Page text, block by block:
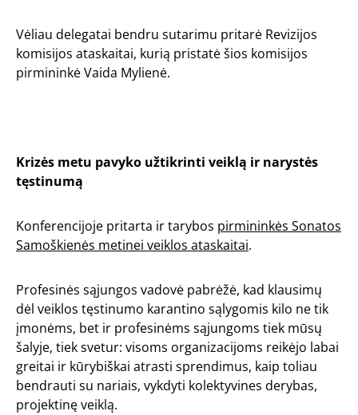
Vėliau delegatai bendru sutarimu pritarė Revizijos
komisijos ataskaitai, kurią pristatė šios komisijos
pirmininkė Vaida Mylienė.
Krizės metu pavyko užtikrinti veiklą ir narystės
tęstinumą
Konferencijoje pritarta ir tarybos pirmininkės Sonatos
Samoškienės metinei veiklos ataskaitai.
Profesinės sąjungos vadovė pabrėžė, kad klausimų
dėl veiklos tęstinumo karantino sąlygomis kilo ne tik
įmonėms, bet ir profesinėms sąjungoms tiek mūsų
šalyje, tiek svetur: visoms organizacijoms reikėjo labai
greitai ir kūrybiškai atrasti sprendimus, kaip toliau
bendrauti su nariais, vykdyti kolektyvines derybas,
projektinę veiklą.